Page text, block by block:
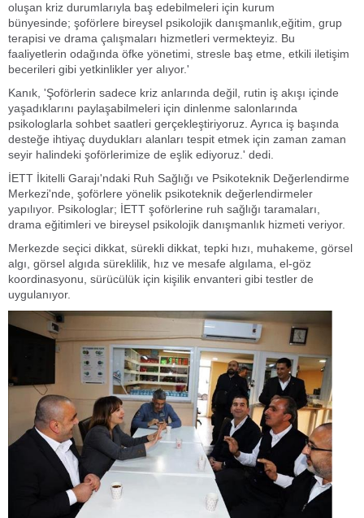
oluşan kriz durumlarıyla baş edebilmeleri için kurum
bünyesinde; şoförlere bireysel psikolojik danışmanlık,eğitim, grup
terapisi ve drama çalışmaları hizmetleri vermekteyiz. Bu
faaliyetlerin odağında öfke yönetimi, stresle baş etme, etkili iletişim
becerileri gibi yetkinlikler yer alıyor.'
Kanık, 'Şoförlerin sadece kriz anlarında değil, rutin iş akışı içinde
yaşadıklarını paylaşabilmeleri için dinlenme salonlarında
psikologlarla sohbet saatleri gerçekleştiriyoruz. Ayrıca iş başında
desteğe ihtiyaç duydukları alanları tespit etmek için zaman zaman
seyir halindeki şoförlerimize de eşlik ediyoruz.' dedi.
İETT İkitelli Garajı'ndaki Ruh Sağlığı ve Psikoteknik Değerlendirme
Merkezi'nde, şoförlere yönelik psikoteknik değerlendirmeler
yapılıyor. Psikologlar; İETT şoförlerine ruh sağlığı taramaları,
drama eğitimleri ve bireysel psikolojik danışmanlık hizmeti veriyor.
Merkezde seçici dikkat, sürekli dikkat, tepki hızı, muhakeme, görsel
algı, görsel algıda süreklilik, hız ve mesafe algılama, el-göz
koordinasyonu, sürücülük için kişilik envanteri gibi testler de
uygulanıyor.